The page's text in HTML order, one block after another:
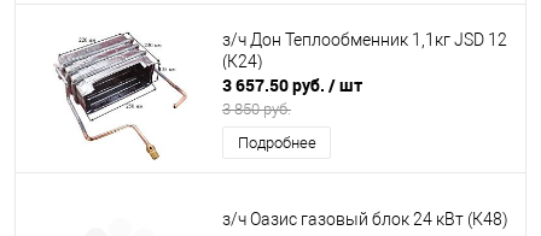
з/ч Дон Теплообменник 1,1кг JSD 12
(К24)
3 657.50 руб. / шт
3 850 руб.
Подробнее
з/ч Оазис газовый блок 24 кВт (К48)